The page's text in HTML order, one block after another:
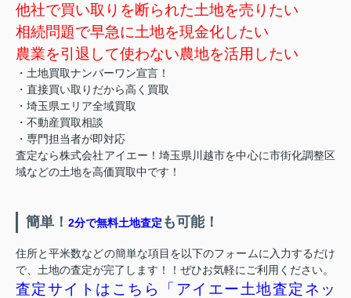
他社で買い取りを断られた土地を売りたい
相続問題で早急に土地を現金化したい
農業を引退して使わない農地を活用したい
・土地買取ナンバーワン宣言！
・直接買い取りだから高く買取
・埼玉県エリア全域買取
・不動産買取相談
・専門担当者が即対応
査定なら株式会社アイエー！埼玉県川越市を中心に市街化調整区
域などの土地を高価買取中です！
簡単！ 2分で無料土地査定 も可能！
住所と平米数などの簡単な項目を以下のフォームに入力するだけ
で、土地の査定が完了します！！ぜひお気軽にご利用ください。
査定サイトはこちら「アイエー土地査定ネッ